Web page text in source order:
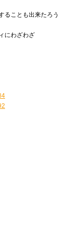
ることも出来たろう
にわざわざ